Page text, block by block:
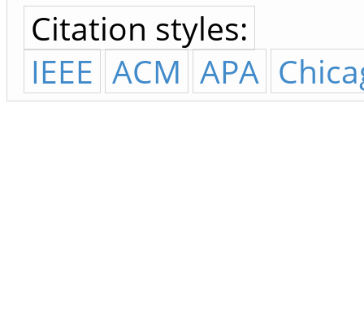
Citation styles:
IEEE ACM APA